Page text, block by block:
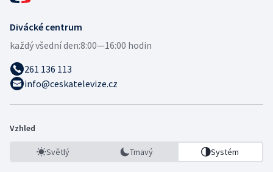
Divácké centrum
každý všední den:8:00—16:00 hodin
261 136 113
info@ceskatelevize.cz
Vzhled
Světlý Tmavý Systém